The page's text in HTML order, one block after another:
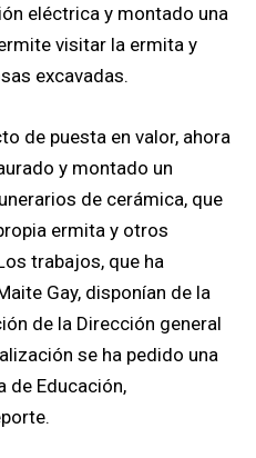
eléctrica y montado una
visitar la ermita y
excavadas.
de puesta en valor, ahora
y montado un
de cerámica, que
ermita y otros
trabajos, que ha
Gay, disponían de la
de la Dirección general
se ha pedido una
de Educación,